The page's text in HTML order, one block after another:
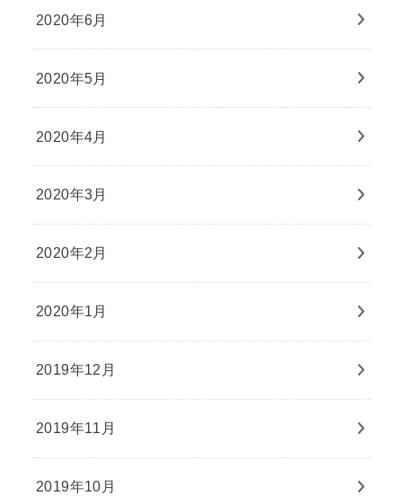
2020年6月
2020年5月
2020年4月
2020年3月
2020年2月
2020年1月
2019年12月
2019年11月
2019年10月